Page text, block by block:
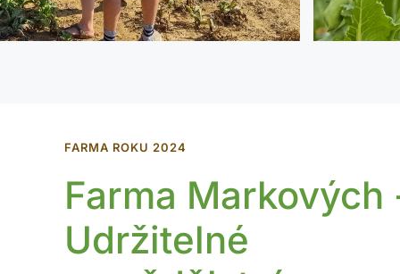
FARMA ROKU 2024
Farma Markových
Udržitelné